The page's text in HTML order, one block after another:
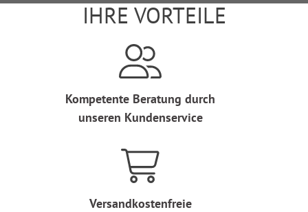
IHRE VORTEILE
Kompetente Beratung durch
unseren Kundenservice
Versandkostenfreie